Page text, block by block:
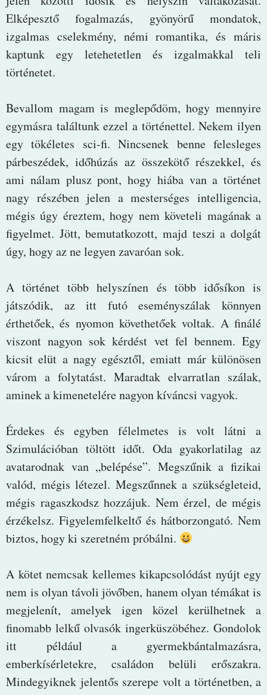
Elképesztő fogalmazás, gyönyörű mondatok,
izgalmas cselekmény, némi romantika, és máris
kaptunk egy letehetetlen és izgalmakkal teli
történetet.
Bevallom magam is meglepődöm, hogy mennyire
egymásra találtunk ezzel a történettel. Nekem ilyen
egy tökéletes sci-fi. Nincsenek benne felesleges
párbeszédek, időhúzás az összekötő részekkel, és
ami nálam plusz pont, hogy hiába van a történet
nagy részében jelen a mesterséges intelligencia,
mégis úgy éreztem, hogy nem követeli magának a
figyelmet. Jött, bemutatkozott, majd teszi a dolgát
úgy, hogy az ne legyen zavaróan sok.
A történet több helyszínen és több idősíkon is
játszódik, az itt futó eseményszálak könnyen
érthetőek, és nyomon követhetőek voltak. A finálé
viszont nagyon sok kérdést vet fel bennem. Egy
kicsit elüt a nagy egésztől, emiatt már különösen
várom a folytatást. Maradtak elvarratlan szálak,
aminek a kimenetelére nagyon kíváncsi vagyok.
Érdekes és egyben félelmetes is volt látni a
Szimulációban töltött időt. Oda gyakorlatilag az
avatarodnak van „belépése”. Megszűnik a fizikai
valód, mégis létezel. Megszűnnek a szükségleteid,
mégis ragaszkodsz hozzájuk. Nem érzel, de mégis
érzékelsz. Figyelemfelkeltő és hátborzongató. Nem
biztos, hogy ki szeretném próbálni.
A kötet nemcsak kellemes kikapcsolódást nyújt egy
nem is olyan távoli jövőben, hanem olyan témákat is
megjelenít, amelyek igen közel kerülhetnek a
finomabb lelkű olvasók ingerküszöbéhez. Gondolok
itt például a gyermekbántalmazásra,
emberkísérletekre, családon belüli erőszakra.
Mindegyiknek jelentős szerepe volt a történetben, a